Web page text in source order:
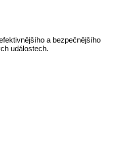
a bezpečnějšího
událostech.